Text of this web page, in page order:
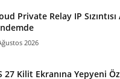
Private Relay IP Sızıntısı
2026
27 Kilit Ekranına Yepyeni